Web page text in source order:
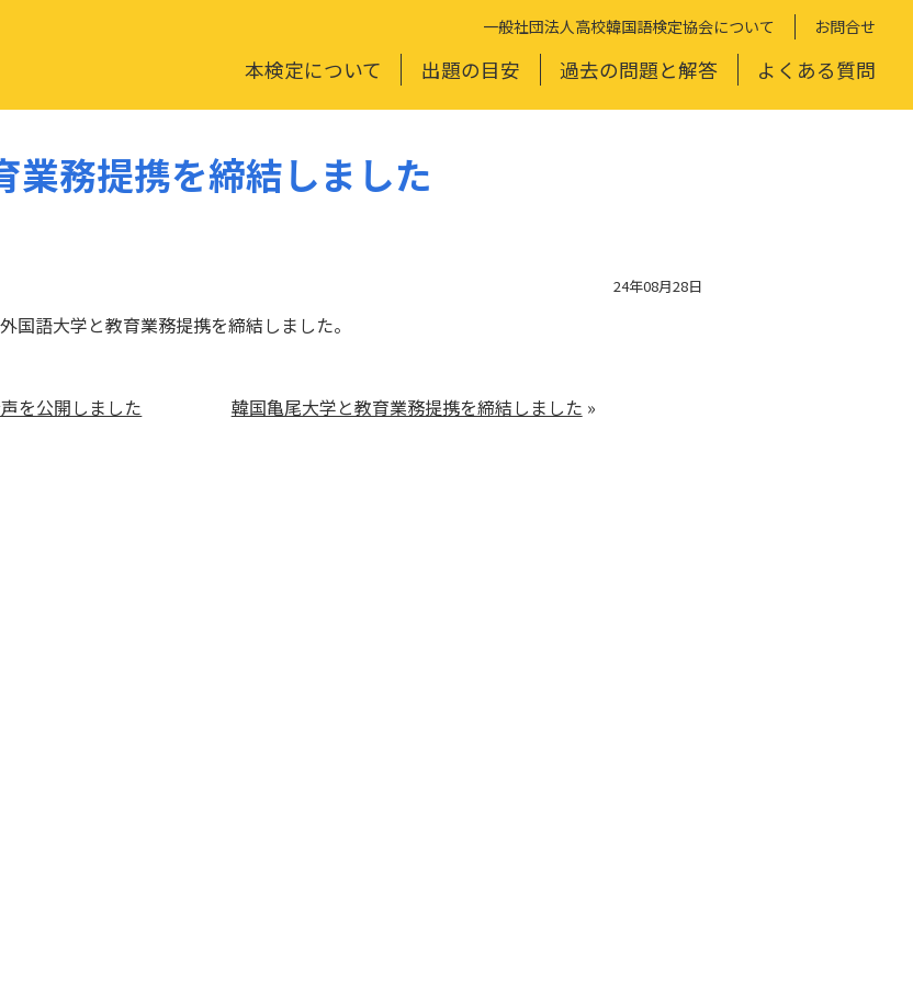
一般社団法人高校韓国語検定協会について お問合せ
本検定について 出題の目安 過去の問題と解答 よくある質問
業務提携を締結しました
24年08月28日
国語大学と教育業務提携を締結しました。
を公開しました 韓国亀尾大学と教育業務提携を締結しました »